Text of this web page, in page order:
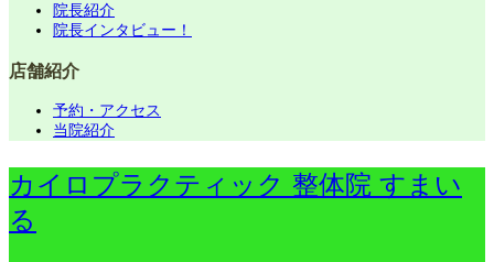
院長紹介
院長インタビュー！
店舗紹介
予約・アクセス
当院紹介
カイロプラクティック 整体院 すまい
る